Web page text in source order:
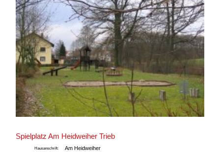
Spielplatz Am Heidweiher Trieb
Hausanschrift:
Am Heidweiher